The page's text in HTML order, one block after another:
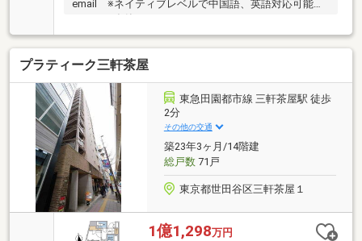
email ※ネイティブレベルで中国語、英語対応可能な
プラティーク三軒茶屋
東急田園都市線 三軒茶屋駅 徒歩
2分
その他の交通
築23年3ヶ月/14階建
総戸数71戸
東京都世田谷区三軒茶屋１
1億1,298万円